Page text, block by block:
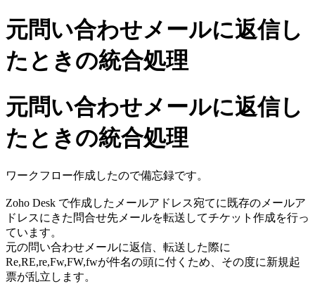
元問い合わせメールに返信し
たときの統合処理
元問い合わせメールに返信し
たときの統合処理
ワークフロー作成したので備忘録です。
Zoho Desk で作成したメールアドレス宛てに既存のメールア
ドレスにきた問合せ先メールを転送してチケット作成を行っ
ています。
元の問い合わせメールに返信、転送した際に
Re,RE,re,Fw,FW,fwが件名の頭に付くため、その度に新規起
票が乱立します。